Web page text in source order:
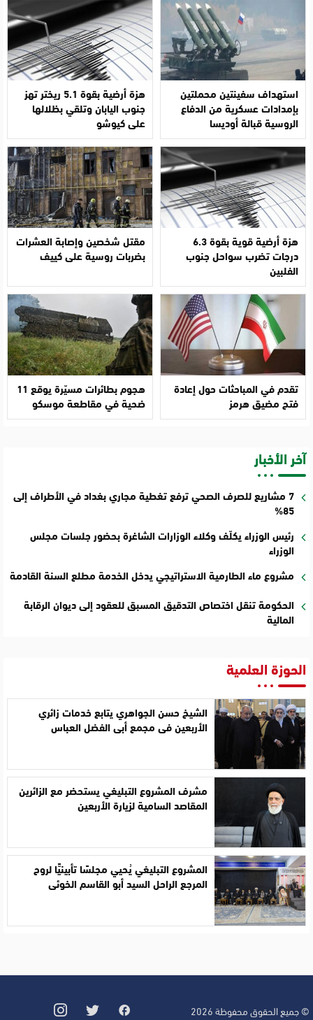
استهداف سفينتين محملتين
بإمدادات عسكرية من الدفاع
الروسية قبالة أوديسا
هزة أرضية بقوة 5.1 ريختر تهز
جنوب اليابان وتلقي بظلالها
على كيوشو
هزة أرضية قوية بقوة 6.3
درجات تضرب سواحل جنوب
الفلبين
مقتل شخصين وإصابة العشرات
بضربات روسية على كييف
تقدم في المباحثات حول إعادة
فتح مضيق هرمز
هجوم بطائرات مسيّرة يوقع 11
ضحية في مقاطعة موسكو
آخر الأخبار
7 مشاريع للصرف الصحي ترفع تغطية مجاري بغداد في الأطراف إلى
85%
رئيس الوزراء يكلّف وكلاء الوزارات الشاغرة بحضور جلسات مجلس
الوزراء
مشروع ماء الطارمية الاستراتيجي يدخل الخدمة مطلع السنة القادمة
الحكومة تنقل اختصاص التدقيق المسبق للعقود إلى ديوان الرقابة
المالية
الحوزة العلمية
الشيخ حسن الجواهري يتابع خدمات زائري
الأربعين في مجمع أبي الفضل العباس
مشرف المشروع التبليغي يستحضر مع الزائرين
المقاصد السامية لزيارة الأربعين
المشروع التبليغي يُحيي مجلسًا تأبينيًّا لروح
المرجع الراحل السيد أبو القاسم الخوئي
© جميع الحقوق محفوظة 2026